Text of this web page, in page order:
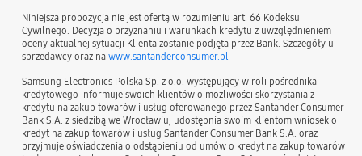
Niniejsza propozycja nie jest ofertą w rozumieniu art. 66 Kodeksu
Cywilnego. Decyzja o przyznaniu i warunkach kredytu z uwzględnieniem
oceny aktualnej sytuacji Klienta zostanie podjęta przez Bank. Szczegóły u
sprzedawcy oraz nawww.santanderconsumer.pl
Samsung Electronics Polska Sp. z o.o. występujący w roli pośrednika
kredytowego informuje swoich klientów o możliwości skorzystania z
kredytu na zakup towarów i usług oferowanego przez Santander Consumer
Bank S.A. z siedzibą we Wrocławiu, udostępnia swoim klientom wniosek o
kredyt na zakup towarów i usług Santander Consumer Bank S.A. oraz
przyjmuje oświadczenia o odstąpieniu od umów o kredyt na zakup towarów